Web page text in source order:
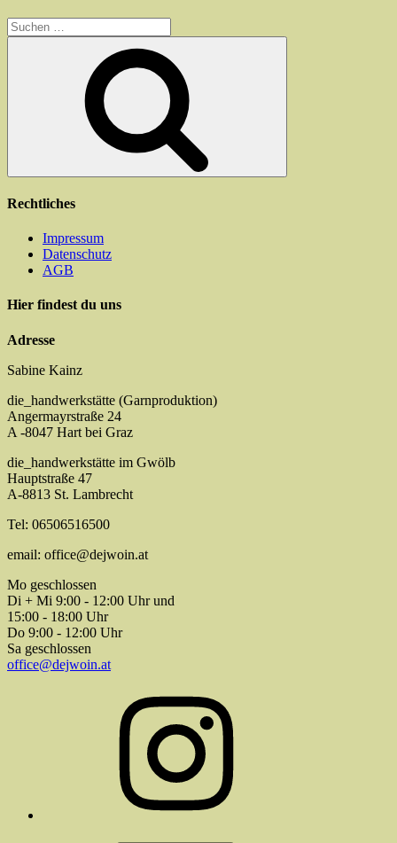
Suchen
nach:
Rechtliches
Impressum
Datenschutz
AGB
Hier findest du uns
Adresse
Sabine Kainz
die_handwerkstätte (Garnproduktion)
Angermayrstraße 24
A -8047 Hart bei Graz
die_handwerkstätte im Gwölb
Hauptstraße 47
A-8813 St. Lambrecht
Tel: 06506516500
email: office@dejwoin.at
Mo geschlossen
Di + Mi 9:00 - 12:00 Uhr und
15:00 - 18:00 Uhr
Do 9:00 - 12:00 Uhr
Sa geschlossen
office@dejwoin.at